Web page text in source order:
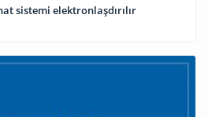
sistemi elektronlaşdırılır